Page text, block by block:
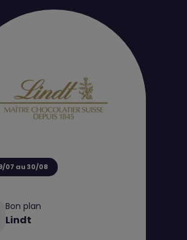
léger et coloré, il vous
partout cet été : à la
en week-end, au marché ou
quotidien. Un accessoire
que tendance, parfait pour
07 au 30/08
Bon plan
Lindt